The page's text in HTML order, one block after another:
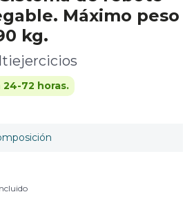
Máximo peso
kg.
24-72 horas.